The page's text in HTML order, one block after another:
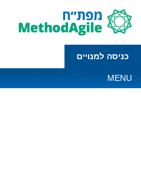
כניסה למנויים
MENU